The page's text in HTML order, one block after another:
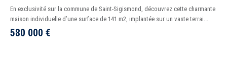
En exclusivité sur la commune de Saint-Sigismond, découvrez cette charmante
maison individuelle d’une surface de 141 m2, implantée sur un vaste terrai...
580 000 €